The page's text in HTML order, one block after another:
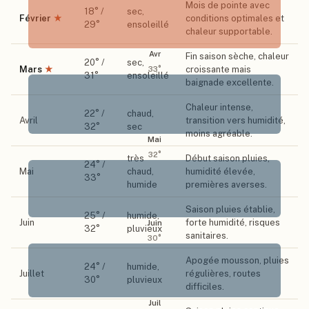
Avr
33°
Mai
32°
Juin
30°
Juil
Février ★
18° /
29°
sec,
ensoleillé
Mois de pointe avec
conditions optimales et
chaleur supportable.
Mars ★
20° /
31°
sec,
ensoleillé
Fin saison sèche, chaleur
croissante mais
baignade excellente.
Avril
22° /
32°
chaud,
sec
Chaleur intense,
transition vers humidité,
moins agréable.
Mai
24° /
33°
très
chaud,
humide
Début saison pluies,
humidité élevée,
premières averses.
Juin
25° /
32°
humide,
pluvieux
Saison pluies établie,
forte humidité, risques
sanitaires.
Juillet
24° /
30°
humide,
pluvieux
Apogée mousson, pluies
régulières, routes
difficiles.